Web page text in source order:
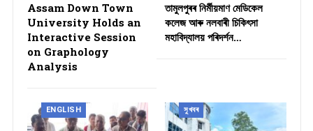
Assam Down Town
University Holds an
Interactive Session
on Graphology
Analysis
তামুলপুৰৰ নিৰ্মীয়মাণ মেডিকেল
কলেজ আৰু নলবাৰী চিকিৎসা
মহাবিদ্যালয় পৰিদৰ্শন…
ENGLISH সুখবৰ